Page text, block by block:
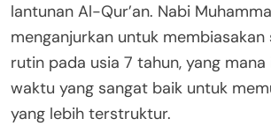
lantunan Al-Qur’an. Nabi
menganjurkan untuk
rutin pada usia 7 tahun, yang mana
waktu yang sangat baik untuk
yang lebih terstruktur.